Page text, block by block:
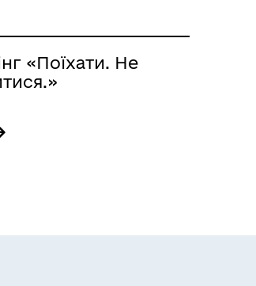
«Поїхати. Не